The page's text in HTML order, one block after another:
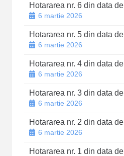
Hotararea nr. 6 din data
6 martie 2026
Hotararea nr. 5 din data
6 martie 2026
Hotararea nr. 4 din data
6 martie 2026
Hotararea nr. 3 din data
6 martie 2026
Hotararea nr. 2 din data
6 martie 2026
Hotararea nr. 1 din data